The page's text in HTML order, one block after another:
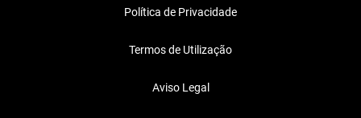
Política de Privacidade
Termos de Utilização
Aviso Legal